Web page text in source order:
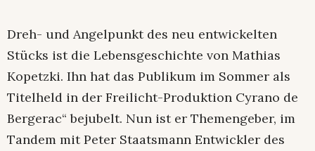
Dreh- und Angelpunkt des neu entwickelten
Stücks ist die Lebensgeschichte von Mathias
Kopetzki. Ihn hat das Publikum im Sommer als
Titelheld in der Freilicht-Produktion Cyrano de
Bergerac“ bejubelt. Nun ist er Themengeber, im
Tandem mit Peter Staatsmann Entwickler des